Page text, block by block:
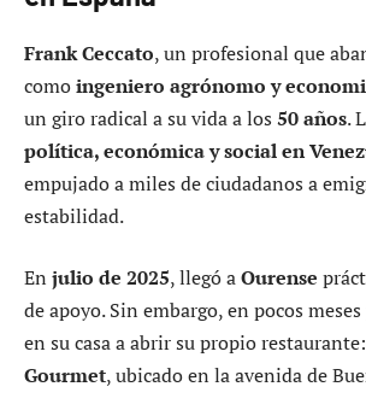
Frank Ceccato, un profesional que
comoingeniero agrónomo y
un giro radical a su vida a los 50 años.
política, económica y social en
empujado a miles de ciudadanos a
estabilidad.
En julio de 2025, llegó aOurense
de apoyo. Sin embargo, en pocos
en su casa a abrir su propio restaurante:
Gourmet, ubicado en la avenida de